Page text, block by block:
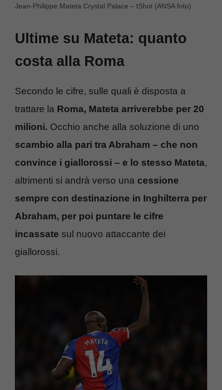
Jean-Philippe Mateta Crystal Palace – tShot (ANSA foto)
Ultime su Mateta: quanto
costa alla Roma
Secondo le cifre, sulle quali è disposta a
trattare la Roma, Mateta arriverebbe per 20
milioni. Occhio anche alla soluzione di uno
scambio alla pari tra Abraham – che non
convince i giallorossi – e lo stesso Mateta,
altrimenti si andrà verso una cessione
sempre con destinazione in Inghilterra per
Abraham, per poi puntare le cifre
incassate sul nuovo attaccante dei
giallorossi.